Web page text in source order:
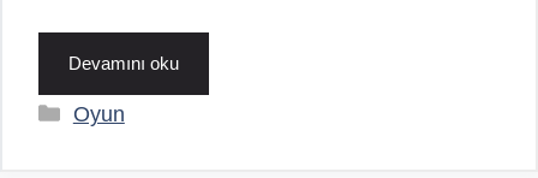
Devamını oku
Kategoriler
Oyun